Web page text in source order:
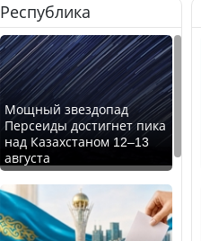
Республика
Мощный звездопад
Персеиды достигнет пика
над Казахстаном 12–13
августа